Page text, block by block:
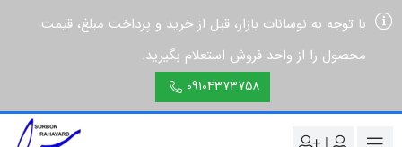
با توجه به نوسانات بازار، قبل از خرید و پرداخت مبلغ، قیمت
محصول را از واحد فروش استعلام بگیرید.
۰۹۱۰۴۳۷۳۷۵۸